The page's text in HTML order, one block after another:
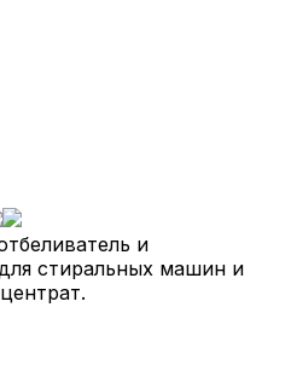
и
стиральных машин и